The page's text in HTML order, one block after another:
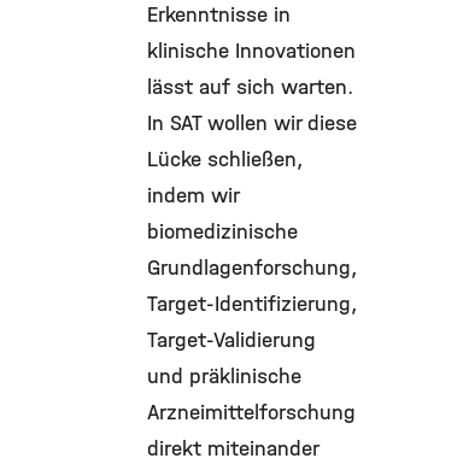
Erkenntnisse in
klinische Innovationen
lässt auf sich warten.
In SAT wollen wir diese
Lücke schließen,
indem wir
biomedizinische
Grundlagenforschung,
Target-Identifizierung,
Target-Validierung
und präklinische
Arzneimittelforschung
direkt miteinander